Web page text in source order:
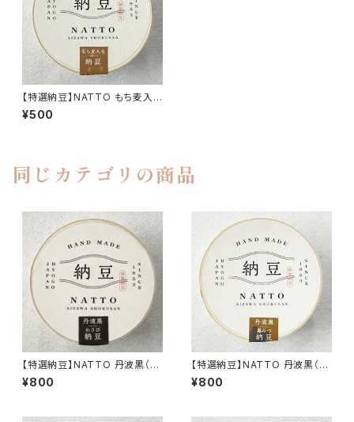
【特選納豆】NATTO もち麦入り
納豆
¥500
同じカテゴリの商品
【特選納豆】NATTO 丹波黒（タ
レわさび）
¥800
【特選納豆】NATTO 丹波黒（黒
みつ）
¥800